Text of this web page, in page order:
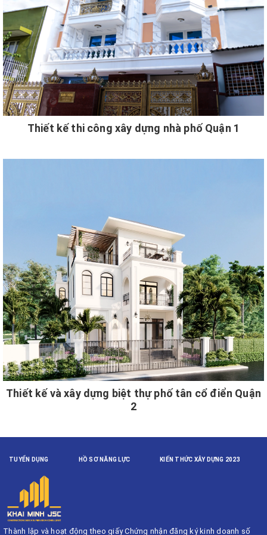
Thiết kế thi công xây dựng nhà phố Quận 1
Thiết kế và xây dựng biệt thự phố tân cổ điển Quận
2
TUYỂN DỤNG HỒ SƠ NĂNG LỰC KIẾN THỨC XÂY DỰNG 2023
Thành lập và hoạt động theo giấy Chứng nhận đăng ký kinh doanh số